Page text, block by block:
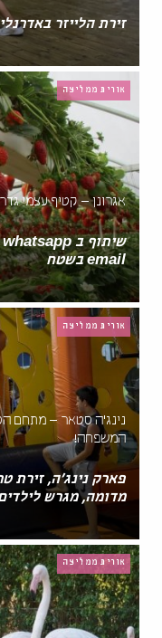
זירת הלייזר
אורית ממליצה
אגרונן – קטיף עצמי
email בשטח
אורית ממליצה
נינג'ה סטאר – מתחם
המשפחה!
פארק נינג'ה, זירת
מדומה, מגרש
אורית ממליצה